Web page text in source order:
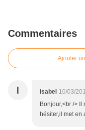
Commentaires
Ajouter
I isabel 10/03/
Bonjour,<br />
hésiter,il met en